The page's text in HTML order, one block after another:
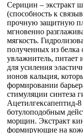
Серицин – экстракт
(способность к
прочную защитную
мгновенно
мягкость.
полученных из белка
увлажнитель, питает
для усиления
ионов кальция,
формировании
стимуляции синтеза
Ацетилгексапептид-
ботулоподобным
морщин. Экстракт
формирующие на